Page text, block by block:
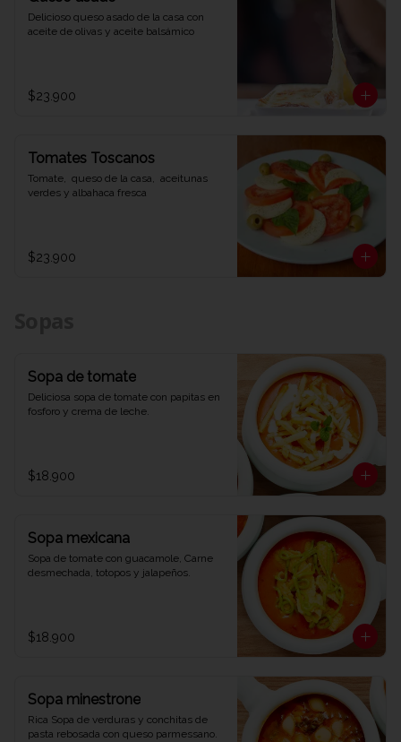
Delicioso queso asado de la casa con
aceite de olivas y aceite balsámico
$23.900
Tomates Toscanos
Tomate,  queso de la casa,  aceitunas
verdes y albahaca fresca
$23.900
Sopa de tomate
Deliciosa sopa de tomate con papitas en
fosforo y crema de leche.
$18.900
Sopa mexicana
Sopa de tomate con guacamole, Carne
desmechada, totopos y jalapeños.
$18.900
Sopa minestrone
Rica Sopa de verduras y conchitas de
pasta rebosada con queso parmessano.